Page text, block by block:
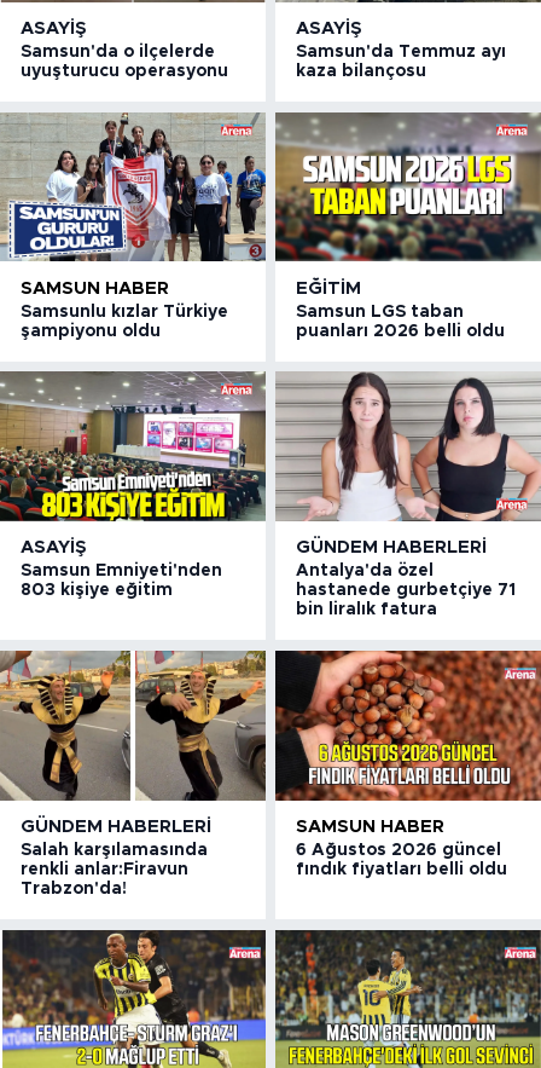
ASAYIŞ
Samsun'da o ilçelerde
uyuşturucu operasyonu
ASAYIŞ
Samsun'da Temmuz ayı
kaza bilançosu
SAMSUN HABER
Samsunlu kızlar Türkiye
şampiyonu oldu
EĞITIM
Samsun LGS taban
puanları 2026 belli oldu
ASAYIŞ
Samsun Emniyeti'nden
803 kişiye eğitim
GÜNDEM HABERLERI
Antalya'da özel
hastanede gurbetçiye 71
bin liralık fatura
GÜNDEM HABERLERI
Salah karşılamasında
renkli anlar:Firavun
Trabzon'da!
SAMSUN HABER
6 Ağustos 2026 güncel
fındık fiyatları belli oldu